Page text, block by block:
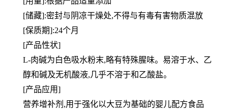
[储藏]:密封与阴凉干燥处,不得与有毒有害物质混放
[保质期]:24个月
[产品性状]
L-肉碱为白色吸水粉末,略有特殊腥味。易溶于水、乙
醇和碱及无机酸液,几乎不溶于和乙酸盐。
[产品应用]
营养增补剂,用于强化以大豆为基础的婴儿配方食品